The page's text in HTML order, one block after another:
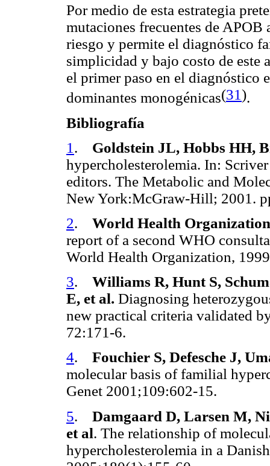
Por medio de esta estrategia
mutaciones frecuentes de APOB
riesgo y permite el diagnóstico
simplicidad y bajo costo de este
el primer paso en el diagnóstico
dominantes monogénicas(31).
Bibliografía
1 . Goldstein JL, Hobbs HH,
hypercholesterolemia. In:
editors. The Metabolic and
New York:McGraw-Hill; 2001.
2. World Health
report of a second WHO
World Health Organization,
3. Williams R, Hunt S,
E, et al. Diagnosing
new practical criteria validated
72:171-6.
4. Fouchier S, Defesche J,
molecular basis of familial
Genet 2001;109:602-15.
5. Damgaard D, Larsen M,
et al. The relationship of
hypercholesterolemia in a